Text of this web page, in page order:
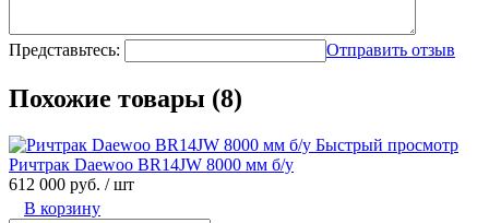
Представьтесь: Отправить отзыв
Похожие товары (8)
Быстрый просмотр
Ричтрак Daewoo BR14JW 8000 мм б/у
612 000 руб. / шт
В корзину